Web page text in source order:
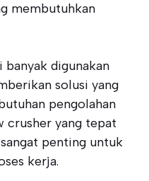
membutuhkan
banyak digunakan
solusi yang
pengolahan
crusher yang tepat
penting untuk
kerja.